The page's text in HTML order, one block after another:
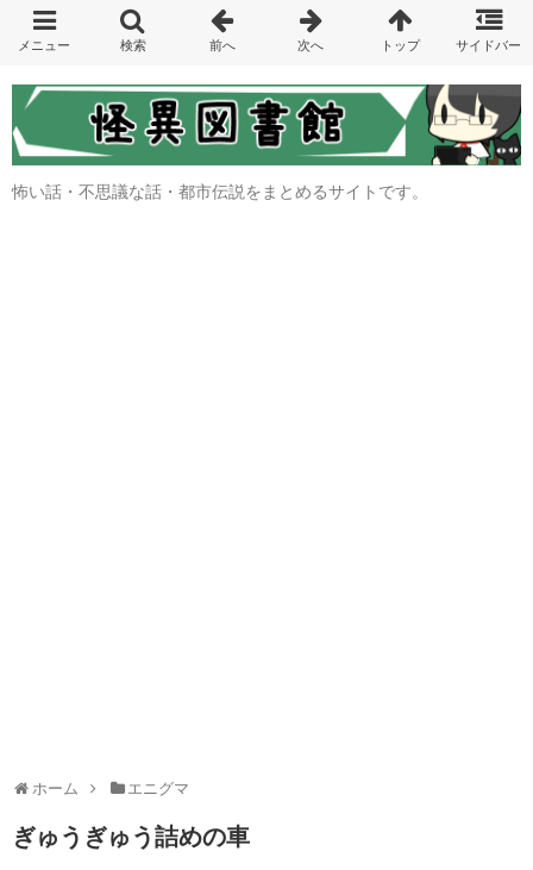
怖い話・不思議な話・都市伝説をまとめるサイトです。
ホーム エニグマ
ぎゅうぎゅう詰めの車